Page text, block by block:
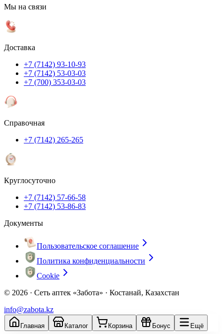
Мы на связи
Доставка
+7 (7142) 93-10-93
+7 (7142) 53-03-03
+7 (700) 353-03-03
Справочная
+7 (7142) 265-265
Круглосуточно
+7 (7142) 57-66-58
+7 (7142) 53-86-83
Документы
Пользовательское соглашение
Политика конфиденциальности
Cookie
© 2026 · Сеть аптек «Забота» · Костанай, Казахстан
info@zabota.kz
Главная Каталог Корзина Бонус Ещё